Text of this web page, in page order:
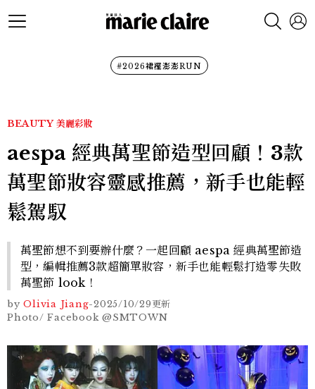
#2026裙襬澎澎RUN
BEAUTY 美麗彩妝
aespa 經典萬聖節造型回顧！3款
萬聖節妝容靈感推薦，新手也能輕
鬆駕馭
萬聖節想不到要辦什麼？一起回顧 aespa 經典萬聖節造
型，編輯推薦3款超簡單妝容，新手也能輕鬆打造零失敗
萬聖節 look！
by Olivia Jiang-2025/10/29更新
Photo/ Facebook @SMTOWN